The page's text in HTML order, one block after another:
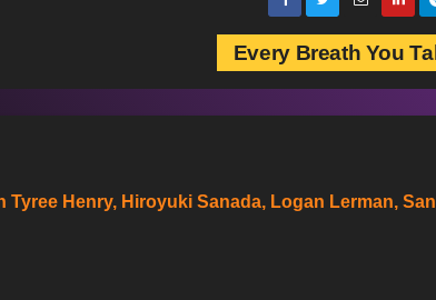
Every Breath You
Henry, Hiroyuki Sanada, Logan Lerman,